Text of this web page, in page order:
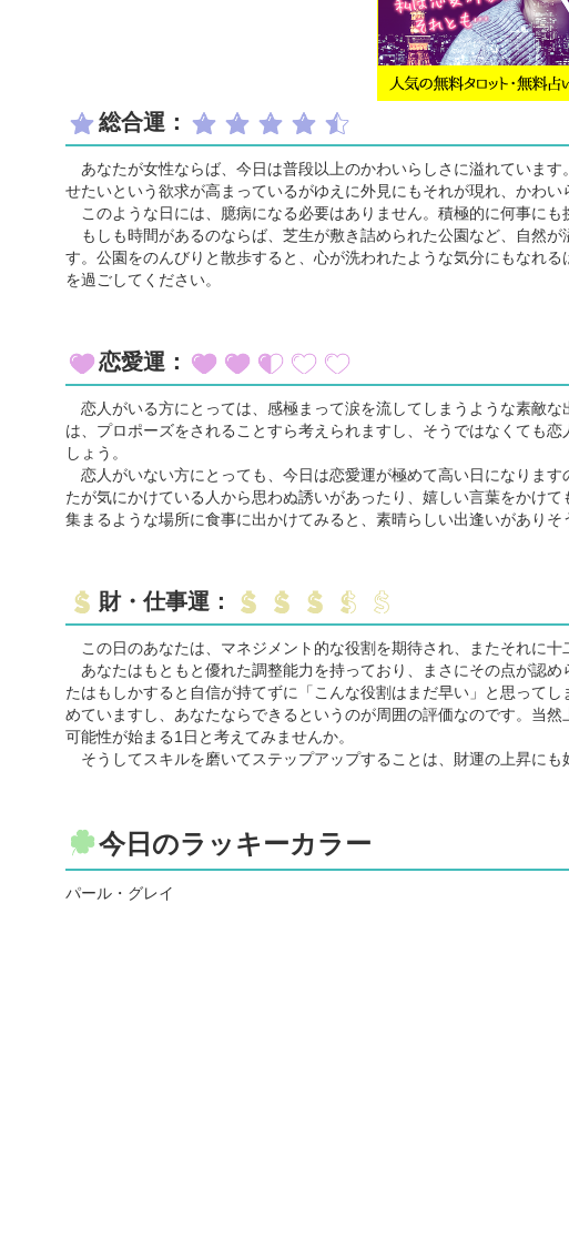
総合運：
あなたが女性ならば、今日は普段以上のかわいらしさに溢れていま
せたいという欲求が高まっているがゆえに外見にもそれが現れ、かわい
このような日には、臆病になる必要はありません。積極的に何事にも
もしも時間があるのならば、芝生が敷き詰められた公園など、自然
す。公園をのんびりと散歩すると、心が洗われたような気分にもなれ
を過ごしてください。
恋愛運：
恋人がいる方にとっては、感極まって涙を流してしまうような素敵
は、プロポーズをされることすら考えられますし、そうではなくても
しょう。
恋人がいない方にとっても、今日は恋愛運が極めて高い日になりま
たが気にかけている人から思わぬ誘いがあったり、嬉しい言葉をかけ
集まるような場所に食事に出かけてみると、素晴らしい出逢いがありそ
財・仕事運：
この日のあなたは、マネジメント的な役割を期待され、またそれに十
あなたはもともと優れた調整能力を持っており、まさにその点が認
たはもしかすると自信が持てずに「こんな役割はまだ早い」と思って
めていますし、あなたならできるというのが周囲の評価なのです。当
可能性が始まる1日と考えてみませんか。
そうしてスキルを磨いてステップアップすることは、財運の上昇にも
今日のラッキーカラー
パール・グレイ